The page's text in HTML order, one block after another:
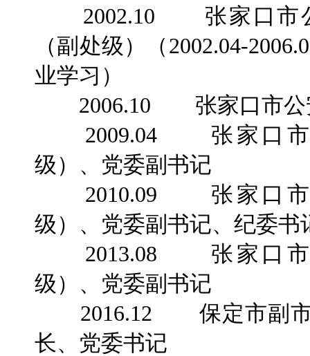
2002.10 张家口市公
（副处级）（2002.04-
业学习）
2006.10 张家口市公
2009.04 张家口市
级）、党委副书记
2010.09 张家口市
级）、党委副书记、纪委书
2013.08 张家口市
级）、党委副书记
2016.12 保定市副市
长、党委书记